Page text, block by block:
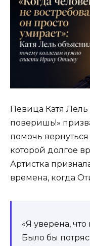
Певица Катя
поверишь!»
помочь
которой долгое
Артистка
времена, когда
«Я уверена,
Было бы